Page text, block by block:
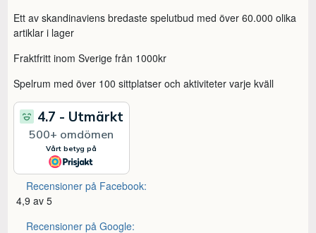
Ett av skandinaviens bredaste spelutbud med över 60.000 olika
artiklar i lager
Fraktfritt inom Sverige från 1000kr
Spelrum med över 100 sittplatser och aktiviteter varje kväll
Recensioner på Facebook:
4,9 av 5
Recensioner på Google: